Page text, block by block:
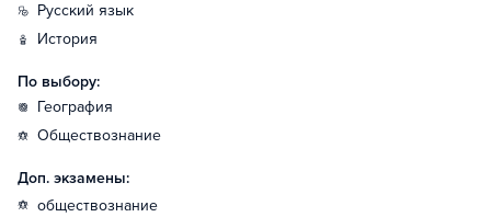
русский язык
история
По выбору:
география
обществознание
Доп. экзамены:
обществознание